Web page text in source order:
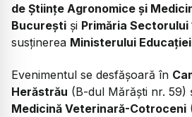
de Științe Agronomice și
București și Primăria Sectorului
susținerea Ministerului
Evenimentul se desfășoară în
Herăstrău (B-dul Mărăști nr. 59)
Medicină Veterinară-Cotroceni